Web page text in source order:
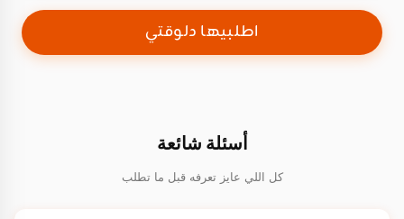
اطلبيها دلوقتي
أسئلة شائعة
كل اللي عايز تعرفه قبل ما تطلب